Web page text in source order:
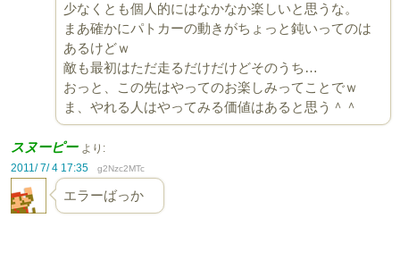
少なくとも個人的にはなかなか楽しいと思うな。
まあ確かにパトカーの動きがちょっと鈍いってのは
あるけどｗ
敵も最初はただ走るだけだけどそのうち…
おっと、この先はやってのお楽しみってことでｗ
ま、やれる人はやってみる価値はあると思う＾＾
スヌーピー より:
2011/ 7/ 4 17:35
g2Nzc2MTc
エラーばっか